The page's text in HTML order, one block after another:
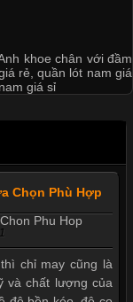
khoe chân với đầm
rẻ ,quần lót nam giá
giá sỉ
Chọn Phù Hợp
chỉ may cũng là
và chất lượng của